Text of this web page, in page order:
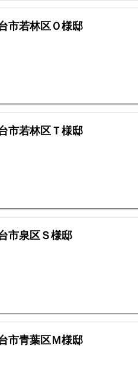
市若林区Ｏ様邸
市若林区Ｔ様邸
市泉区Ｓ様邸
市青葉区Ｍ様邸